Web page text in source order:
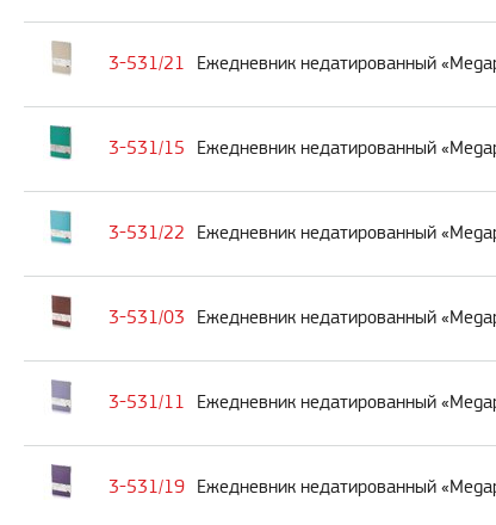
3-531/21 Ежедневник недатированный
3-531/15 Ежедневник недатированный
3-531/22 Ежедневник недатированный
3-531/03 Ежедневник недатированный
3-531/11 Ежедневник недатированный
3-531/19 Ежедневник недатированный